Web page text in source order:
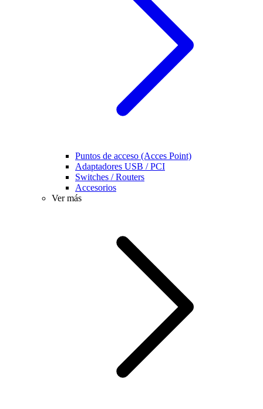
Puntos de acceso (Acces Point)
Adaptadores USB / PCI
Switches / Routers
Accesorios
Ver más